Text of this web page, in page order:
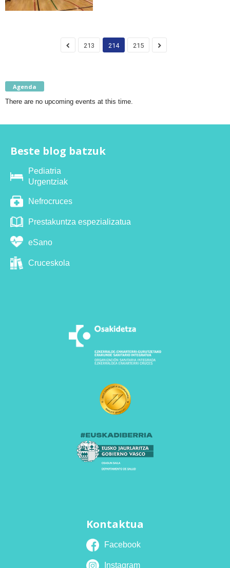
213 214 215
Agenda
There are no upcoming events at this time.
Beste blog batzuk
Pediatria
Urgentziak
Nefrocruces
Prestakuntza espezializatua
eSano
Cruceskola
Kontaktua
Facebook
Instagram